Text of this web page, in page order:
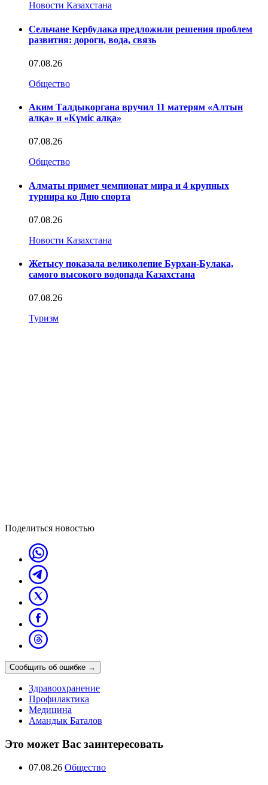
Новости Казахстана
Сельчане Кербулака предложили решения проблем
развития: дороги, вода, связь
07.08.26
Общество
Аким Талдыкоргана вручил 11 матерям «Алтын
алқа» и «Күміс алқа»
07.08.26
Общество
Алматы примет чемпионат мира и 4 крупных
турнира ко Дню спорта
07.08.26
Новости Казахстана
Жетысу показала великолепие Бурхан-Булака,
самого высокого водопада Казахстана
07.08.26
Туризм
Поделиться новостью
Сообщить об ошибке →
Здравоохранение
Профилактика
Медицина
Амандык Баталов
Это может Вас заинтересовать
07.08.26 Общество